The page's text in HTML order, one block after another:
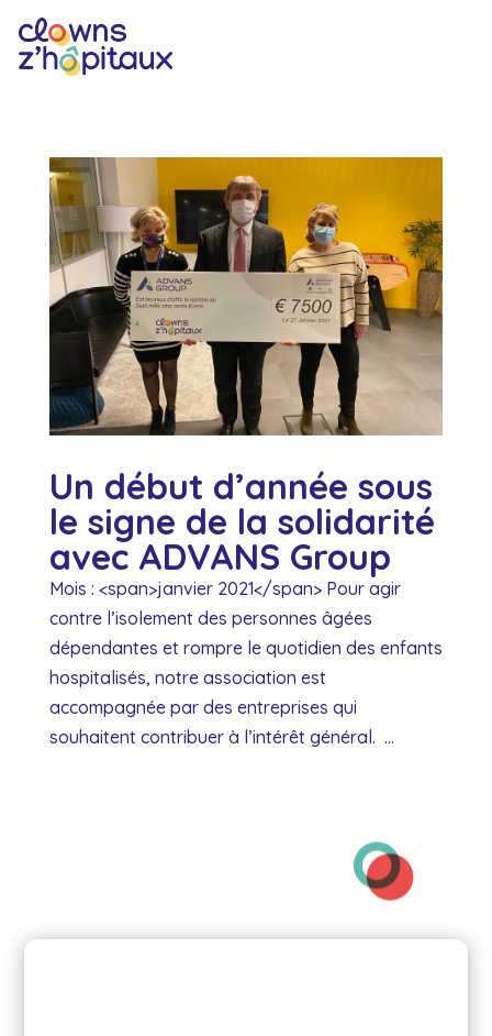
Un début d’année sous
le signe de la solidarité
avec ADVANS Group
Mois : <span>janvier 2021</span> Pour agir
contre l’isolement des personnes âgées
dépendantes et rompre le quotidien des enfants
hospitalisés, notre association est
accompagnée par des entreprises qui
souhaitent contribuer à l’intérêt général. ...